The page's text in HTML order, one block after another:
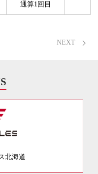
通算1回目
NEXT
北海道